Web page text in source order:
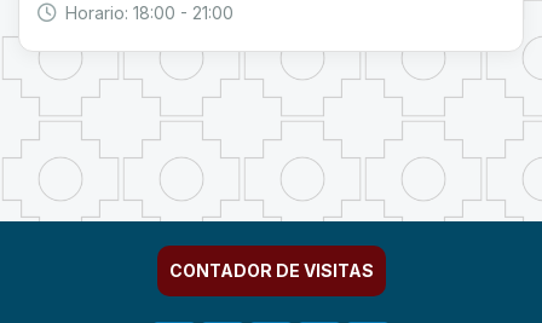
Horario: 18:00 - 21:00
CONTADOR DE VISITAS